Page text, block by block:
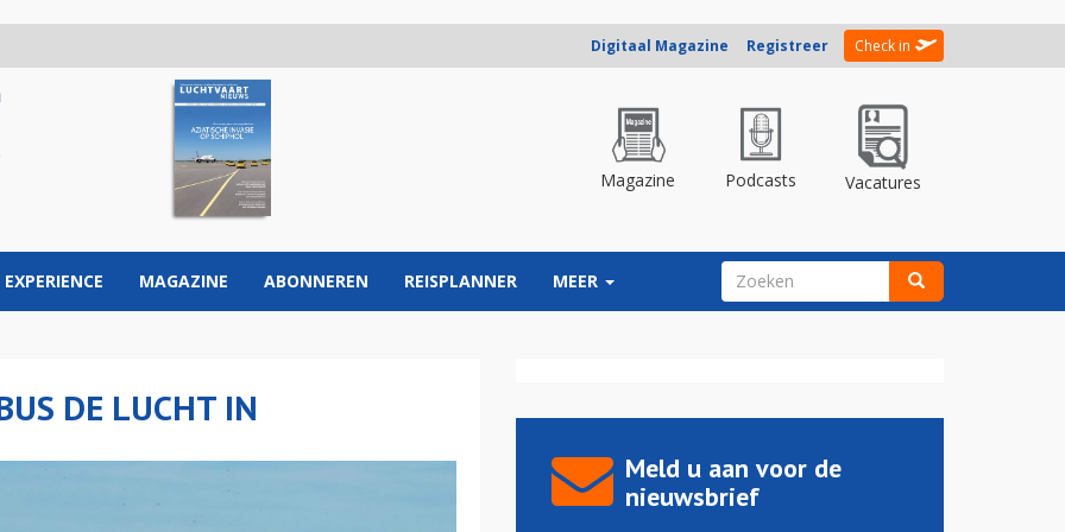
Digitaal Magazine Registreer Check in
Magazine Podcasts Vacatures
EXPERIENCE MAGAZINE ABONNEREN REISPLANNER MEER ZOEKVELD
DE LUCHT IN
Meld u aan voor de
nieuwsbrief